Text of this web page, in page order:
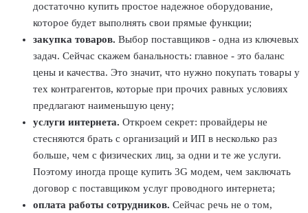
достаточно купить простое надежное оборудование,
которое будет выполнять свои прямые функции;
закупка товаров. Выбор поставщиков - одна из ключевых
задач. Сейчас скажем банальность: главное - это баланс
цены и качества. Это значит, что нужно покупать товары у
тех контрагентов, которые при прочих равных условиях
предлагают наименьшую цену;
услуги интернета. Откроем секрет: провайдеры не
стесняются брать с организаций и ИП в несколько раз
больше, чем с физических лиц, за одни и те же услуги.
Поэтому иногда проще купить 3G модем, чем заключать
договор с поставщиком услуг проводного интернета;
оплата работы сотрудников. Сейчас речь не о том,